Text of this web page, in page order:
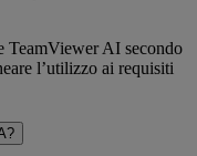
TeamViewer AI secondo
l’utilizzo ai requisiti